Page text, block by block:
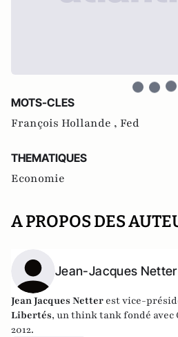
MOTS-CLES
François Hollande , Fed
THEMATIQUES
Economie
A PROPOS DES
Jean-Jacques Netter
Jean Jacques Netter est vice-
Libertés, un think tank fondé avec
2012.